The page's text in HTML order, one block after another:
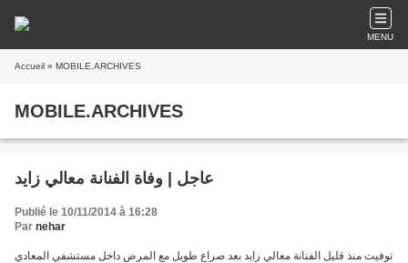
MENU
Accueil » MOBILE.ARCHIVES
MOBILE.ARCHIVES
عاجل | وفاة الفنانة معالي زايد
Publié le 10/11/2014 à 16:28
Par nehar
توفيت منذ قليل الفنانة معالي زايد بعد صراع طويل مع المرض داخل مستشفي المعادي